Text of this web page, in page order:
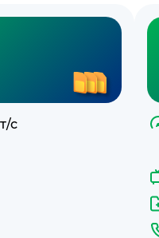
с